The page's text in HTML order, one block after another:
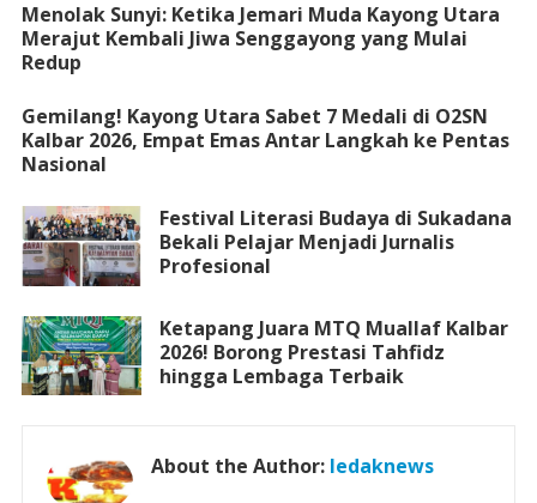
Menolak Sunyi: Ketika Jemari Muda Kayong Utara
Merajut Kembali Jiwa Senggayong yang Mulai
Redup
Gemilang! Kayong Utara Sabet 7 Medali di O2SN
Kalbar 2026, Empat Emas Antar Langkah ke Pentas
Nasional
Festival Literasi Budaya di Sukadana
Bekali Pelajar Menjadi Jurnalis
Profesional
Ketapang Juara MTQ Muallaf Kalbar
2026! Borong Prestasi Tahfidz
hingga Lembaga Terbaik
About the Author: ledaknews